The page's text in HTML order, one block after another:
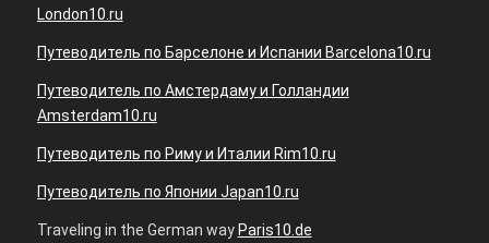
London10.ru
Путеводитель по Барселоне и Испании Barcelona10.ru
Путеводитель по Амстердаму и Голландии
Amsterdam10.ru
Путеводитель по Риму и Италии Rim10.ru
Путеводитель по Японии Japan10.ru
Traveling in the German way Paris10.de